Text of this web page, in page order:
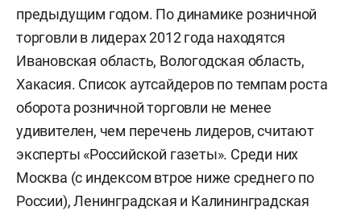
предыдущим годом. По динамике розничной
торговли в лидерах 2012 года находятся
Ивановская область, Вологодская область,
Хакасия. Список аутсайдеров по темпам роста
оборота розничной торговли не менее
удивителен, чем перечень лидеров, считают
эксперты «Российской газеты». Среди них
Москва (с индексом втрое ниже среднего по
России), Ленинградская и Калининградская